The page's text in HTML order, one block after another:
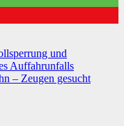
und
Auffahrunfalls
– Zeugen gesucht